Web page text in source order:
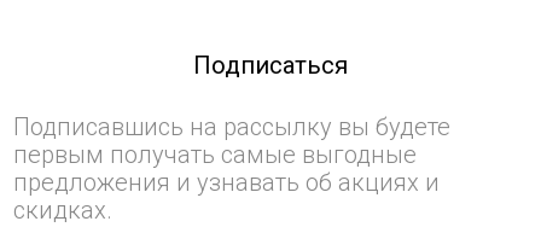
Подписаться
Подписавшись на рассылку вы будете
первым получать самые выгодные
предложения и узнавать об акциях и
скидках.